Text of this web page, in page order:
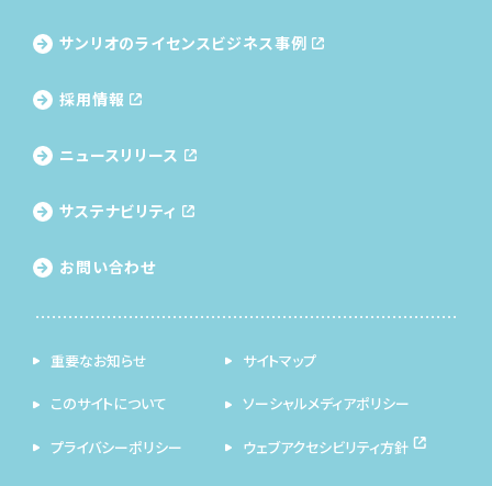
サンリオのライセンスビジネス事例
採用情報
ニュースリリース
サステナビリティ
お問い合わせ
重要なお知らせ サイトマップ
このサイトについて ソーシャルメディアポリシー
プライバシーポリシー ウェブアクセシビリティ方針